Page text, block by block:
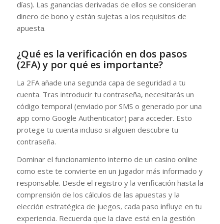
días). Las ganancias derivadas de ellos se consideran
dinero de bono y están sujetas a los requisitos de
apuesta.
¿Qué es la verificación en dos pasos
(2FA) y por qué es importante?
La 2FA añade una segunda capa de seguridad a tu
cuenta. Tras introducir tu contraseña, necesitarás un
código temporal (enviado por SMS o generado por una
app como Google Authenticator) para acceder. Esto
protege tu cuenta incluso si alguien descubre tu
contraseña.
Dominar el funcionamiento interno de un casino online
como este te convierte en un jugador más informado y
responsable. Desde el registro y la verificación hasta la
comprensión de los cálculos de las apuestas y la
elección estratégica de juegos, cada paso influye en tu
experiencia. Recuerda que la clave está en la gestión